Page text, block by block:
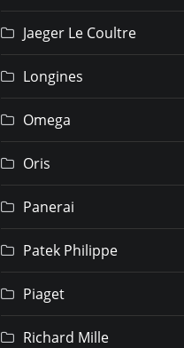
Jaeger Le Coultre
Longines
Omega
Oris
Panerai
Patek Philippe
Piaget
Richard Mille